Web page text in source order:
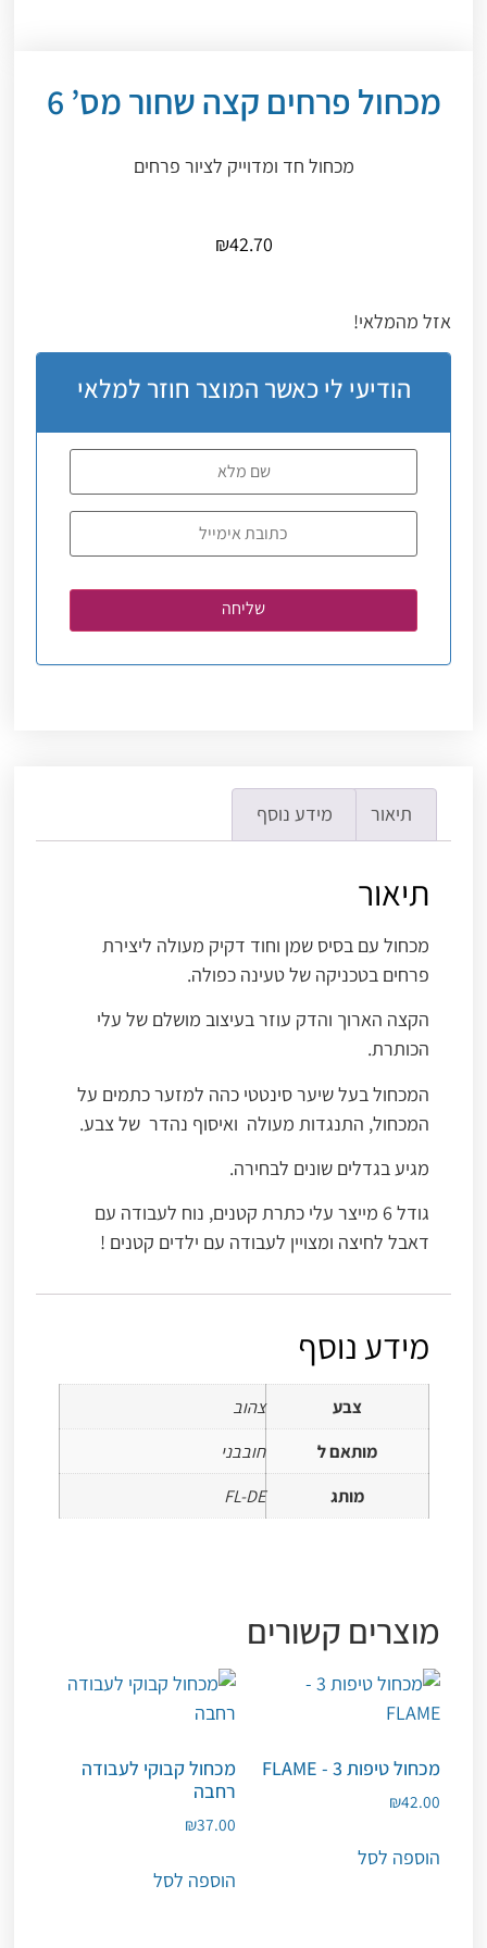
מכחול פרחים קצה שחור מס’ 6
מכחול חד ומדוייק לציור פרחים
₪42.70
אזל מהמלאי!
הודיעי לי כאשר המוצר חוזר למלאי
תיאור מידע נוסף
תיאור
מכחול עם בסיס שמן וחוד דקיק מעולה ליצירת
פרחים בטכניקה של טעינה כפולה.
הקצה הארוך והדק עוזר בעיצוב מושלם של עלי
הכותרת.
המכחול בעל שיער סינטטי כהה למזער כתמים על
המכחול, התנגדות מעולה ואיסוף נהדר של צבע.
מגיע בגדלים שונים לבחירה.
גודל 6 מייצר עלי כתרת קטנים, נוח לעבודה עם
דאבל לחיצה ומצויין לעבודה עם ילדים קטנים !
מידע נוסף
צבע
צהוב
מותאם ל
חובבני
מותג
FL-DE
מוצרים קשורים
מכחול טיפות 3 - FLAME
₪42.00
הוספה לסל
מכחול קבוקי לעבודה
רחבה
₪37.00
הוספה לסל